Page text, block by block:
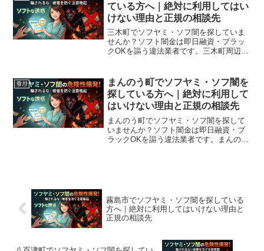
ている方へ｜絶対に利用してはい
けない理由と正規の相談先
三木町でソフヤミ・ソフ闇を探していま
せんか？ソフト闇金は即日融資・ブラッ
クOKを謳う違法業者です。三木町周辺で
読みください。
香川
まんのう町でソフヤミ・ソフ闇を
探している方へ｜絶対に利用して
はいけない理由と正規の相談先
まんのう町でソフヤミ・ソフ闇を探して
いませんか？ソフト闇金は即日融資・ブ
ラックOKを謳う違法業者です。まんのう
霧島市でソフヤミ・ソフ闇を探している
方へ｜絶対に利用してはいけない理由と
正規の相談先